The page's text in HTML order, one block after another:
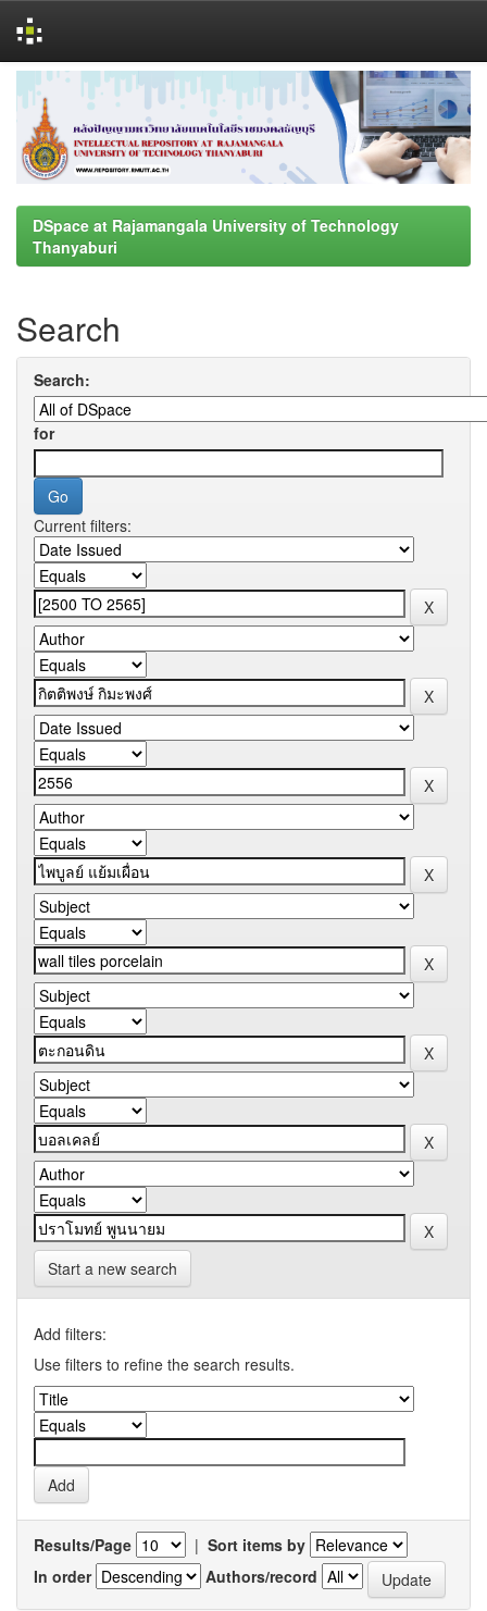
navigation
DSpace at Rajamangala University of Technology
Thanyaburi
Search
Search:
for
Current filters:
Start a new search
Add filters:
Use filters to refine the search results.
Results/Page | Sort items by
In order
Authors/record